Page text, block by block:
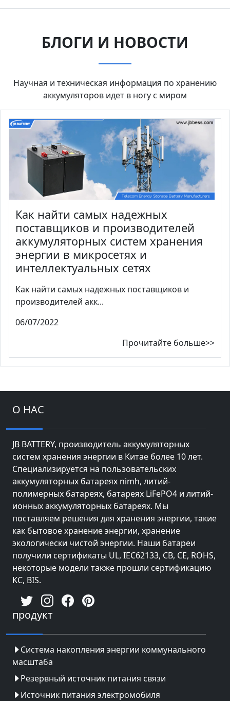
БЛОГИ И НОВОСТИ
Научная и техническая информация по хранению
аккумуляторов идет в ногу с миром
Как найти самых надежных
поставщиков и производителей
аккумуляторных систем хранения
энергии в микросетях и
интеллектуальных сетях
Как найти самых надежных поставщиков и
производителей акк...
06/07/2022
Прочитайте больше>>
О НАС
JB BATTERY, производитель аккумуляторных
систем хранения энергии в Китае более 10 лет.
Специализируется на пользовательских
аккумуляторных батареях nimh, литий-
полимерных батареях, батареях LiFePO4 и литий-
ионных аккумуляторных батареях. Мы
поставляем решения для хранения энергии, такие
как бытовое хранение энергии, хранение
экологически чистой энергии. Наши батареи
получили сертификаты UL, IEC62133, CB, CE, ROHS,
некоторые модели также прошли сертификацию
KC, BIS.
продукт
Система накопления энергии коммунального
масштаба
Резервный источник питания связи
Источник питания электромобиля